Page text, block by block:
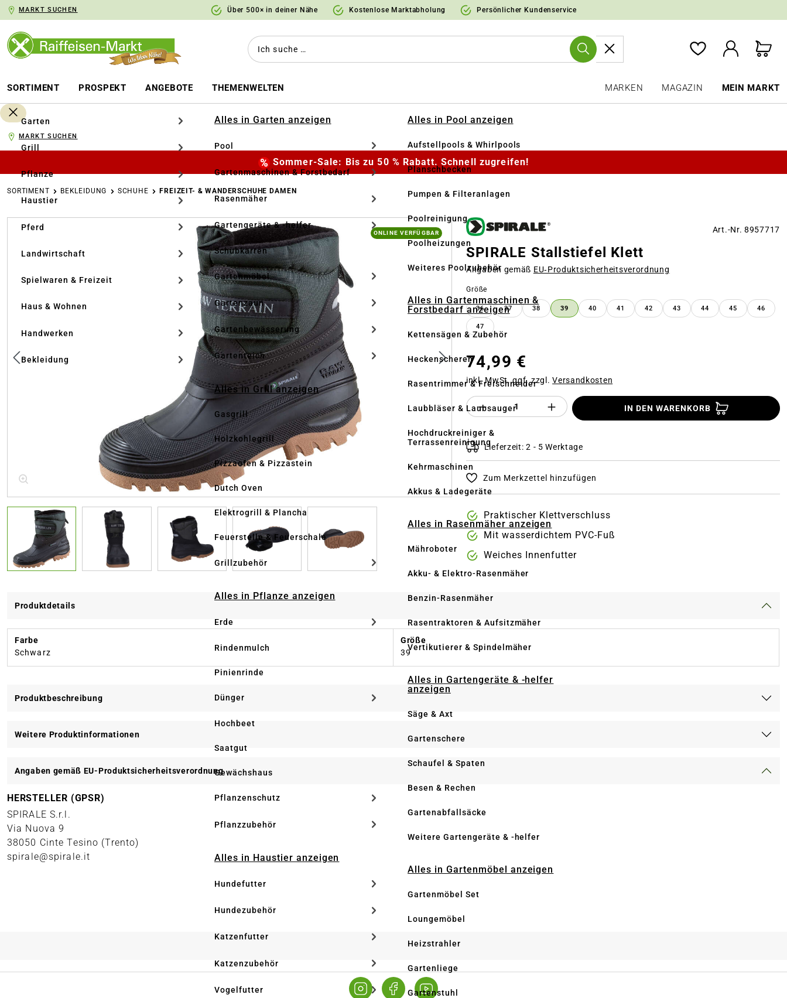
Zur Hauptnavigation springen
MARKT SUCHEN Über 500× in deiner Nähe Kostenlose Marktabholung Persönlicher Kundenservice
SORTIMENT PROSPEKT ANGEBOTE THEMENWELTEN MARKEN MAGAZIN MEIN MARKT
Garten
Grill
Pflanze
Haustier
Pferd
Landwirtschaft
Spielwaren & Freizeit
Haus & Wohnen
Handwerken
Bekleidung
Alles in Garten anzeigen
Pool
Gartenmaschinen & Forstbedarf
Rasenmäher
Gartengeräte & -helfer
Schubkarren
Gartenmöbel
Gartenzaun
Gartenbewässerung
Gartenteich
Alles in Grill anzeigen
Gasgrill
Holzkohlegrill
Pizzaofen & Pizzastein
Dutch Oven
Elektrogrill & Plancha
Feuerstelle & Feuerschale
Grillzubehör
Alles in Pflanze anzeigen
Erde
Rindenmulch
Pinienrinde
Dünger
Hochbeet
Saatgut
Gewächshaus
Pflanzenschutz
Pflanzzubehör
Alles in Haustier anzeigen
Hundefutter
Hundezubehör
Katzenfutter
Katzenzubehör
Vogelfutter
Alles in Pool anzeigen
Aufstellpools & Whirlpools
Planschbecken
Pumpen & Filteranlagen
Poolreinigung
Poolheizungen
Weiteres Poolzubehör
Alles in Gartenmaschinen &
Forstbedarf anzeigen
Kettensägen & Zubehör
Heckenscheren
Rasentrimmer & Freischneider
Laubbläser & Laubsauger
Hochdruckreiniger &
Terrassenreinigung
Kehrmaschinen
Akkus & Ladegeräte
Alles in Rasenmäher anzeigen
Mähroboter
Akku- & Elektro-Rasenmäher
Benzin-Rasenmäher
Rasentraktoren & Aufsitzmäher
Vertikutierer & Spindelmäher
Alles in Gartengeräte & -helfer
anzeigen
Säge & Axt
Gartenschere
Schaufel & Spaten
Besen & Rechen
Gartenabfallsäcke
Weitere Gartengeräte & -helfer
Alles in Gartenmöbel anzeigen
Gartenmöbel Set
Loungemöbel
Heizstrahler
Gartenliege
Gartenstuhl
MARKT SUCHEN
Sommer-Sale: Bis zu 50 % Rabatt. Schnell zugreifen!
SORTIMENT BEKLEIDUNG SCHUHE FREIZEIT- & WANDERSCHUHE DAMEN
Bildergalerie überspringen
ONLINE VERFÜGBAR Art.-Nr. 8957717
SPIRALE Stallstiefel Klett
Angaben gemäß EU‑Produktsicherheitsverordnung
Größe
36 37 38 39 40 41 42 43 44 45 46
47
74,99 €
inkl. MwSt. ggf. zzgl.Versandkosten
Produkt Anzahl des Produktes "%product%":
IN DEN WARENKORB
Lieferzeit: 2 - 5 Werktage
Zum Merkzettel hinzufügen
Praktischer Klettverschluss
Mit wasserdichtem PVC-Fuß
Weiches Innenfutter
Produktdetails
Farbe
Schwarz
Größe
39
Produktbeschreibung
Weitere Produktinformationen
Angaben gemäß EU-Produktsicherheitsverordnung
HERSTELLER (GPSR)
SPIRALE S.r.l.
Via Nuova 9
38050 Cinte Tesino (Trento)
spirale@spirale.it